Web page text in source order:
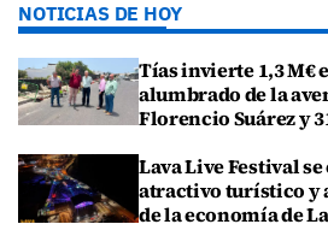
NOTICIAS DE HOY
Tías invierte 1,3 M€
alumbrado de la
Florencio Suárez y
Lava Live Festival
atractivo turístico y
de la economía de